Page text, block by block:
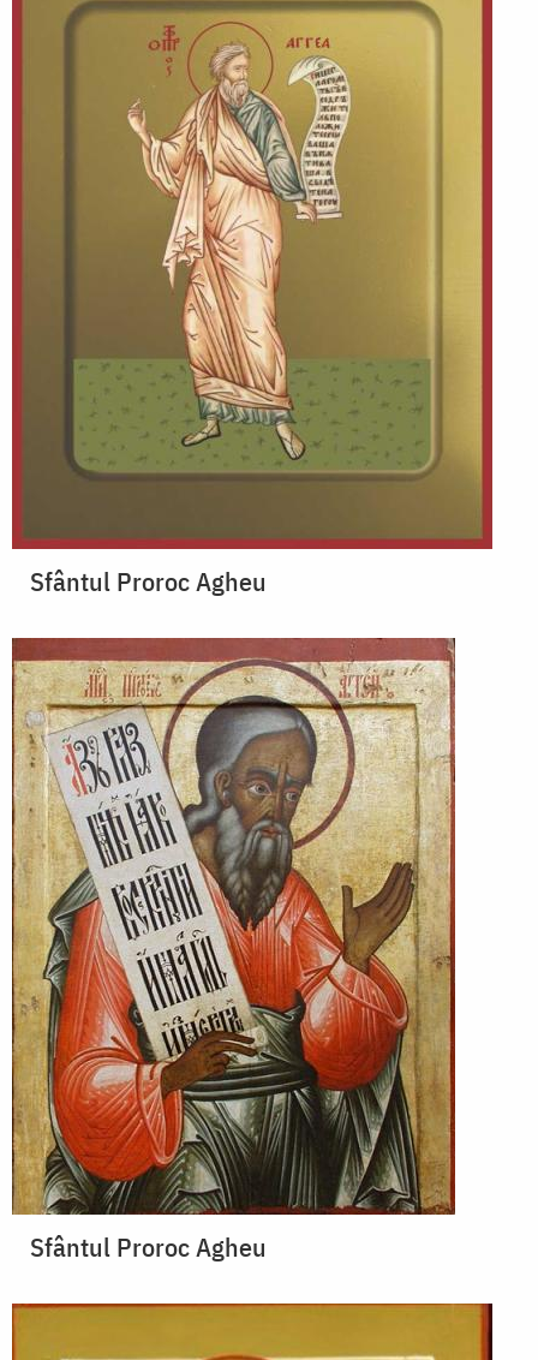
Sfântul Proroc Agheu
Sfântul Proroc Agheu